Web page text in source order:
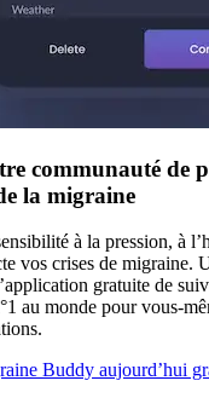
communauté de
la migraine
à la pression, à
vos crises de
gratuite de
au monde pour vous-
Buddy aujourd’hui